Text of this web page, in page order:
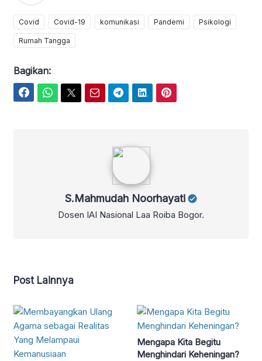
Covid Covid-19 komunikasi Pandemi Psikologi
Rumah Tangga
Bagikan:
S.Mahmudah Noorhayati
Dosen IAI Nasional Laa Roiba Bogor.
Post Lainnya
Mengapa Kita Begitu
Menghindari Keheningan?